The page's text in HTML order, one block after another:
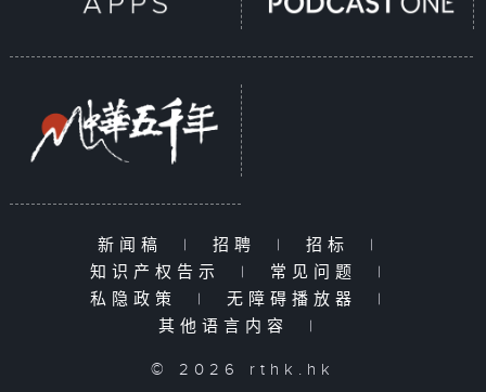
新闻稿 | 招聘 | 招标
|
知识产权告示
| 常见问题
|
私隐政策
| 无障碍播放器
|
其他语言内容
|
© 2026 rthk.hk